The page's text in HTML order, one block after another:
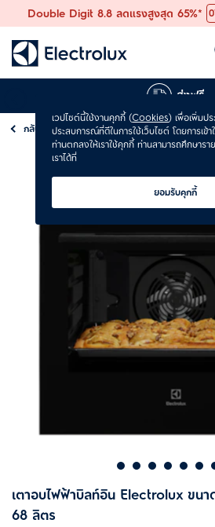
Double Digit 8.8 ลดแรงสูงสุด 65%*
ส่งฟรี
กลับ เตาอบ
เตาอบไฟฟ้าบิลท์อิน​ Electrolux ขน
68 ลิตร
เวปไซต์นี้ใช้งานคุกกี้ (Cookies) เพื่อเพิ่มป
ประสบการณ์ที่ดีในการใช้เว็บไซต์ โดยการเข้า
ท่านตกลงให้เราใช้คุกกี้ ท่านสามารถศึกษารา
เราได้ที่
ยอมรับคุกกี้